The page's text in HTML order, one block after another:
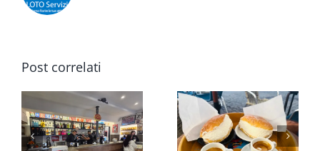
Post correlati
Recensione
di un
Colazione